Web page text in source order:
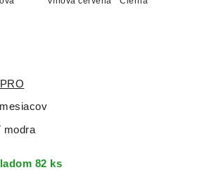
modra
82 ks